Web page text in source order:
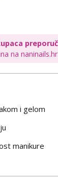
na naninails.hr
i gelom
manikure